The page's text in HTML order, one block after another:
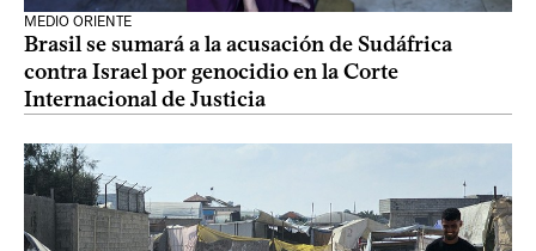
MEDIO ORIENTE
Brasil se sumará a la acusación de Sudáfrica
contra Israel por genocidio en la Corte
Internacional de Justicia